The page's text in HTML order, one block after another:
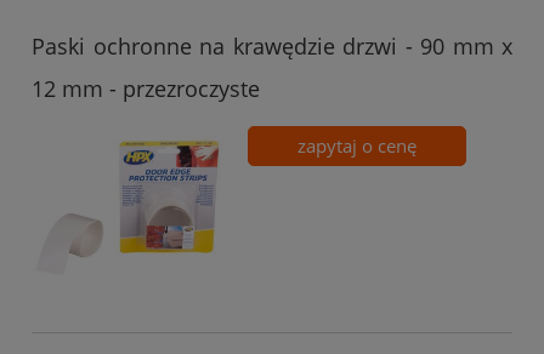
Paski ochronne na krawędzie drzwi - 90 mm x
12 mm - przezroczyste
zapytaj o cenę